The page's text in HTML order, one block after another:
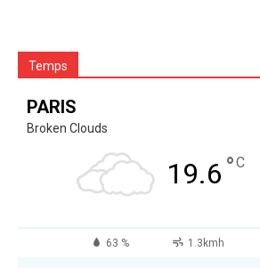
Temps
PARIS
Broken Clouds
19.6 °C
63 % 1.3kmh